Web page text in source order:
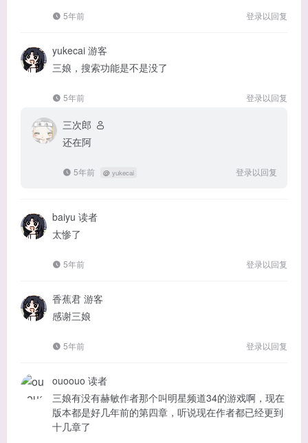
5年前 登录以回复
yukecai 游客
三娘，搜索功能是不是没了
5年前 登录以回复
三次郎
还在阿
5年前 @ yukecai 登录以回复
baiyu 读者
太惨了
5年前 登录以回复
香蕉君 游客
感谢三娘
5年前 登录以回复
ouoouo 读者
三娘有没有赫敏作者那个叫明星频道34的游戏啊，现在
版本都是好几年前的第四章，听说现在作者都已经更到
十几章了